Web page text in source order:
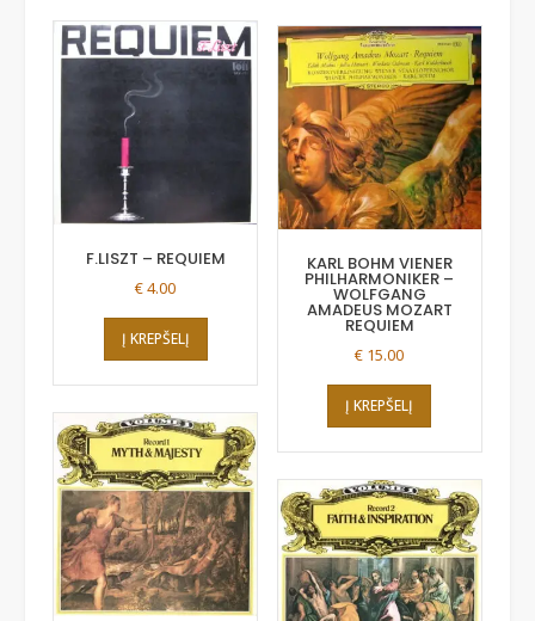
F.LISZT – REQUIEM
€4.00
Į KREPŠELĮ
KARL BOHM VIENER
PHILHARMONIKER –
WOLFGANG
AMADEUS MOZART
REQUIEM
€ 15.00
Į KREPŠELĮ